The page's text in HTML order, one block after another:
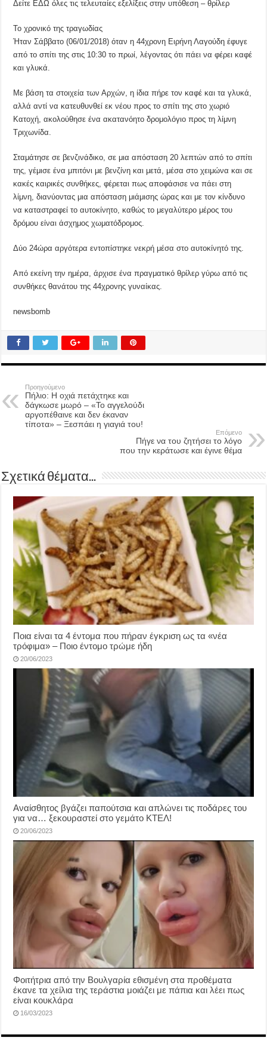
Δείτε ΕΔΩ όλες τις τελευταίες εξελίξεις στην υπόθεση – θρίλερ
Το χρονικό της τραγωδίας
Ήταν Σάββατο (06/01/2018) όταν η 44χρονη Ειρήνη Λαγούδη έφυγε
από το σπίτι της στις 10:30 το πρωί, λέγοντας ότι πάει να φέρει καφέ
και γλυκά.
Με βάση τα στοιχεία των Αρχών, η ίδια πήρε τον καφέ και τα γλυκά,
αλλά αντί να κατευθυνθεί εκ νέου προς το σπίτι της στο χωριό
Κατοχή, ακολούθησε ένα ακατανόητο δρομολόγιο προς τη λίμνη
Τριχωνίδα.
Σταμάτησε σε βενζινάδικο, σε μια απόσταση 20 λεπτών από το σπίτι
της, γέμισε ένα μπιτόνι με βενζίνη και μετά, μέσα στο χειμώνα και σε
κακές καιρικές συνθήκες, φέρεται πως αποφάσισε να πάει στη
λίμνη, διανύοντας μια απόσταση μιάμισης ώρας και με τον κίνδυνο
να καταστραφεί το αυτοκίνητο, καθώς το μεγαλύτερο μέρος του
δρόμου είναι άσχημος χωματόδρομος.
Δύο 24ώρα αργότερα εντοπίστηκε νεκρή μέσα στο αυτοκίνητό της.
Από εκείνη την ημέρα, άρχισε ένα πραγματικό θρίλερ γύρω από τις
συνθήκες θανάτου της 44χρονης γυναίκας.
newsbomb
Προηγούμενο
Πήλιο: Η οχιά πετάχτηκε και
δάγκωσε μωρό – «Το αγγελούδι
αργοπέθαινε και δεν έκαναν
τίποτα» – Ξεσπάει η γιαγιά του!
Επόμενο
Πήγε να του ζητήσει το λόγο
που την κεράτωσε και έγινε θέμα
Σχετικά θέματα...
Ποια είναι τα 4 έντομα που πήραν έγκριση ως τα «νέα
τρόφιμα» – Ποιο έντομο τρώμε ήδη
20/06/2023
Αναίσθητος βγάζει παπούτσια και απλώνει τις ποδάρες του
για να… ξεκουραστεί στο γεμάτο ΚΤΕΛ!
20/06/2023
Φοιτήτρια από την Βουλγαρία εθισμένη στα προθέματα
έκανε τα χείλια της τεράστια μοιάζει με πάπια και λέει πως
είναι κουκλάρα
16/03/2023